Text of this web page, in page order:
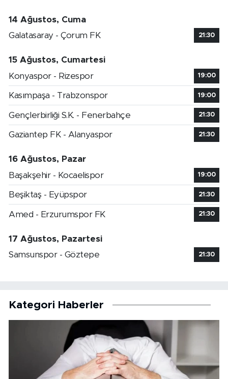
14 Ağustos, Cuma
Galatasaray - Çorum FK
21:30
15 Ağustos, Cumartesi
Konyaspor - Rizespor
19:00
Kasımpaşa - Trabzonspor 19:00
Gençlerbirliği S.K. - Fenerbahçe 21:30
Gaziantep FK - Alanyaspor 21:30
16 Ağustos, Pazar
Başakşehir - Kocaelispor
19:00
Beşiktaş - Eyüpspor 21:30
Amed - Erzurumspor FK 21:30
17 Ağustos, Pazartesi
Samsunspor - Göztepe
21:30
Kategori Haberler